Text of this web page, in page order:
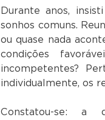
Durante anos,
sonhos comuns.
ou quase nada
incompetentes?
individualmente, os
Constatou-se: a